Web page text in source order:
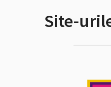
Site-